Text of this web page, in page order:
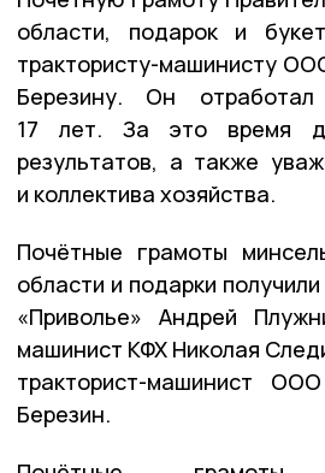
области, подарок и
трактористу-машинисту
Березину. Он
17 лет. За это время
результатов, а также
и коллектива хозяйства.
Почётные грамоты
области и подарки
«Приволье» Андрей
машинист КФХ Николая
тракторист-машинист
Березин.